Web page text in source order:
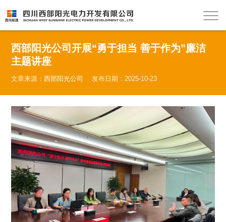
西部阳光公司开展“勇于担当 善于作为”廉洁
主题讲座
文章来源：西部阳光公司 发布日期：2025-10-23